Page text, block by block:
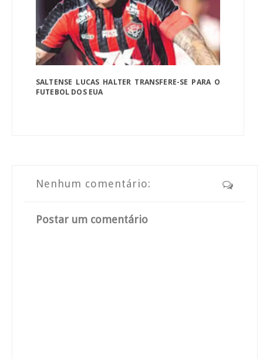
SALTENSE LUCAS HALTER TRANSFERE-SE PARA O
FUTEBOL DOS EUA
Nenhum comentário:
Postar um comentário